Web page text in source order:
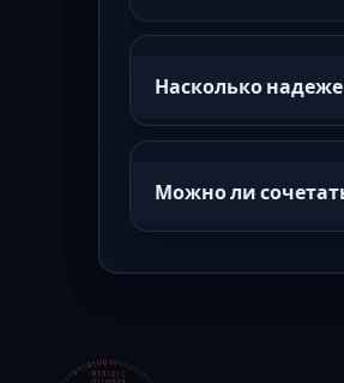
Насколько
Можно ли